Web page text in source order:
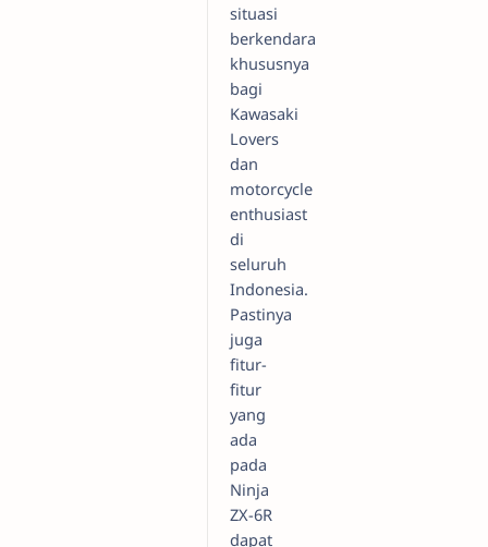
situasi
berkendara
khususnya
bagi
Kawasaki
Lovers
dan
motorcycle
enthusiast
di
seluruh
Indonesia.
Pastinya
juga
fitur-
fitur
yang
ada
pada
Ninja
ZX-6R
dapat